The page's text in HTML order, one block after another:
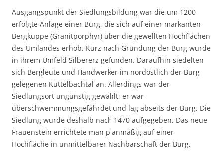
Ausgangspunkt der Siedlungsbildung war die um 1200
erfolgte Anlage einer Burg, die sich auf einer markanten
Bergkuppe (Granitporphyr) über die gewellten Hochflächen
des Umlandes erhob. Kurz nach Gründung der Burg wurde
in ihrem Umfeld Silbererz gefunden. Daraufhin siedelten
sich Bergleute und Handwerker im nordöstlich der Burg
gelegenen Kuttelbachtal an. Allerdings war der
Siedlungsort ungünstig gewählt, er war
überschwemmungsgefährdet und lag abseits der Burg. Die
Siedlung wurde deshalb nach 1470 aufgegeben. Das neue
Frauenstein errichtete man planmäßig auf einer
Hochfläche in unmittelbarer Nachbarschaft der Burg.